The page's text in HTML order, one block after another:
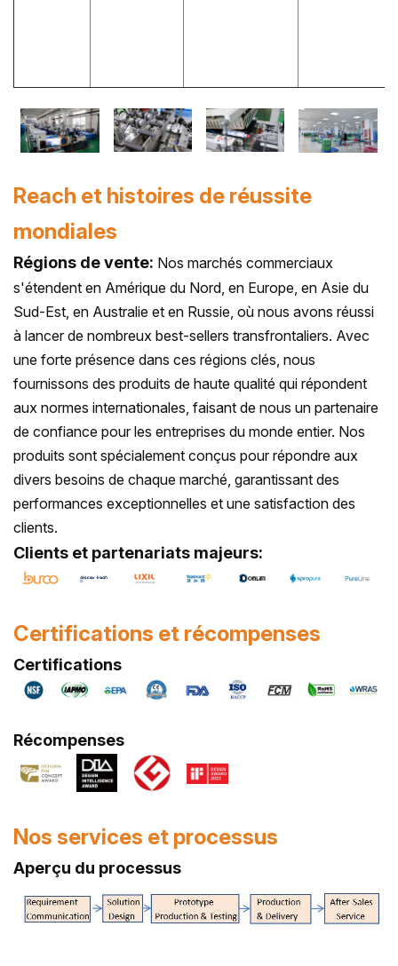
Reach et histoires de réussite
mondiales
Régions de vente: Nos marchés commerciaux
s'étendent en Amérique du Nord, en Europe, en Asie du
Sud-Est, en Australie et en Russie, où nous avons réussi
à lancer de nombreux best-sellers transfrontaliers. Avec
une forte présence dans ces régions clés, nous
fournissons des produits de haute qualité qui répondent
aux normes internationales, faisant de nous un partenaire
de confiance pour les entreprises du monde entier. Nos
produits sont spécialement conçus pour répondre aux
divers besoins de chaque marché, garantissant des
performances exceptionnelles et une satisfaction des
clients.
Clients et partenariats majeurs:
Certifications et récompenses
Certifications
Récompenses
Nos services et processus
Aperçu du processus